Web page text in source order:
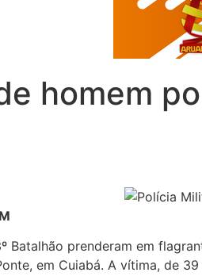
homem
Batalhão prenderam em
em Cuiabá. A vítima, de